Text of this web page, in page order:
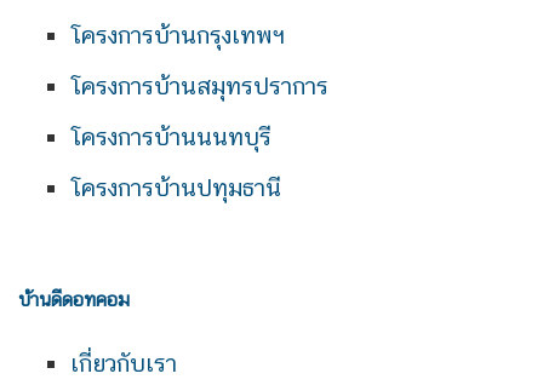
โครงการบ้านกรุงเทพฯ
โครงการบ้านสมุทรปราการ
โครงการบ้านนนทบุรี
โครงการบ้านปทุมธานี
บ้านดีดอทคอม
เกี่ยวกับเรา